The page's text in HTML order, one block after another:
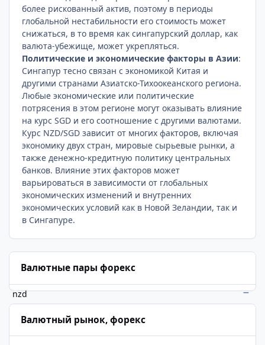
более рискованный актив, поэтому в периоды
глобальной нестабильности его стоимость может
снижаться, в то время как сингапурский доллар, как
валюта-убежище, может укрепляться.
Политические и экономические факторы в Азии:
Сингапур тесно связан с экономикой Китая и
другими странами Азиатско-Тихоокеанского региона.
Любые экономические или политические
потрясения в этом регионе могут оказывать влияние
на курс SGD и его соотношение с другими валютами.
Курс NZD/SGD зависит от многих факторов, включая
экономику двух стран, мировые сырьевые рынки, а
также денежно-кредитную политику центральных
банков. Влияние этих факторов может
варьироваться в зависимости от глобальных
экономических изменений и внутренних
экономических условий как в Новой Зеландии, так и
в Сингапуре.
Валютные пары форекс
nzd
Валютный рынок, форекс